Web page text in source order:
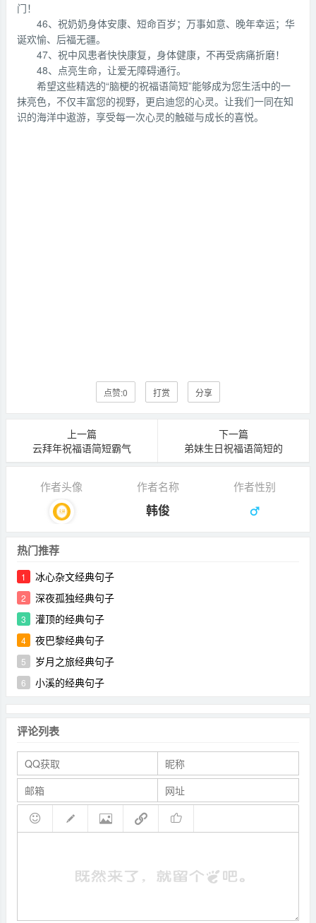
门！
46、祝奶奶身体安康、短命百岁；万事如意、晚年幸运；华
诞欢愉、后福无疆。
47、祝中风患者快快康复，身体健康，不再受病痛折磨！
48、点亮生命，让爱无障碍通行。
希望这些精选的“脑梗的祝福语简短”能够成为您生活中的一
抹亮色，不仅丰富您的视野，更启迪您的心灵。让我们一同在知
识的海洋中遨游，享受每一次心灵的触碰与成长的喜悦。
点赞:0 打赏 分享
上一篇
云拜年祝福语简短霸气
下一篇
弟妹生日祝福语简短的
作者头像 作者名称 作者性别
韩俊
热门推荐
1 冰心杂文经典句子
2 深夜孤独经典句子
3 灌顶的经典句子
4 夜巴黎经典句子
5 岁月之旅经典句子
6 小溪的经典句子
评论列表